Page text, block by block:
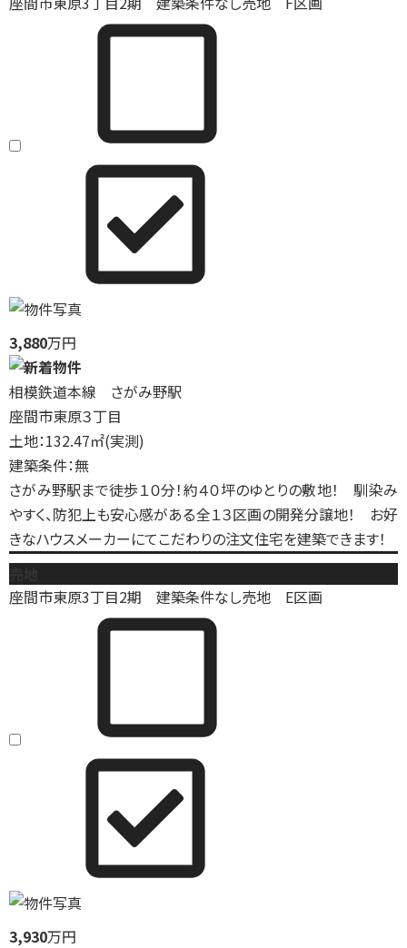
3,880万円
相模鉄道本線 さがみ野駅
座間市東原３丁目
土地：132.47㎡(実測)
建築条件：無
さがみ野駅まで徒歩１０分！約４０坪のゆとりの敷地！ 馴染み
やすく、防犯上も安心感がある全１３区画の開発分譲地！ お好
きなハウスメーカーにてこだわりの注文住宅を建築できます！
座間市東原3丁目2期 建築条件なし売地 E区画
3,930万円